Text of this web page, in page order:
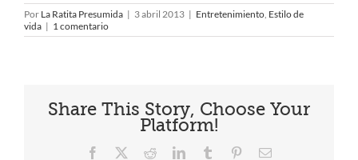
Por La Ratita Presumida | 3 abril 2013 | Entretenimiento, Estilo de
vida | 1 comentario
Share This Story, Choose Your
Platform!
Facebook RedditLinkedInTumblr PinterestCorreo